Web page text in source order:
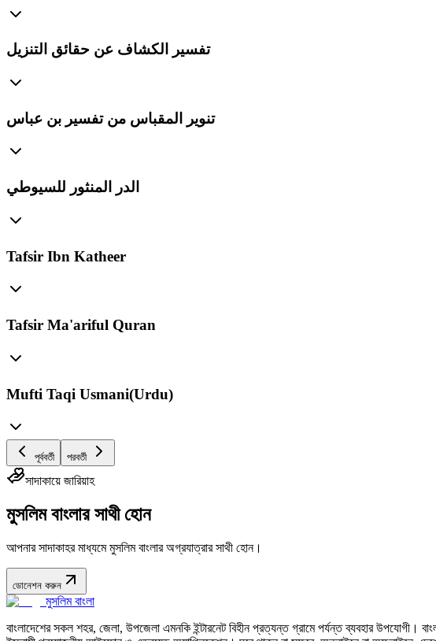
تفسير الكشاف عن حقائق التنزيل
تنوير المقباس من تفسير بن عباس
الدر المنثور للسيوطي
Tafsir Ibn Katheer
Tafsir Ma'ariful Quran
Mufti Taqi Usmani(Urdu)
পূর্ববর্তী পরবর্তী
সাদাকায়ে জারিয়াহ
মুসলিম বাংলার সাথী হোন
আপনার সাদাকাহর মাধ্যমে মুসলিম বাংলার অগ্রযাত্রার সাথী হোন।
ডোনেশন করুন
মুসলিম বাংলা
বাংলাদেশের সকল শহর, জেলা, উপজেলা এমনকি ইন্টারনেট বিহীন প্রত্যন্ত গ্রামে পর্যন্ত ব্যবহার উপযোগী।